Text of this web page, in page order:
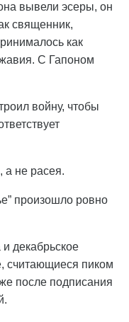
вывели эсеры, он
священник,
как
С Гапоном
войну, чтобы
а не расея.
произошло ровно
и декабрьское
считающиеся пиком
после подписания